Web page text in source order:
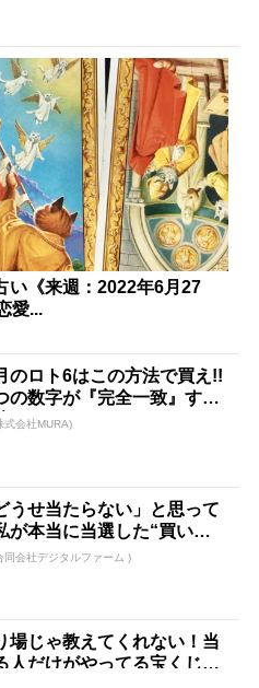
い《来週：2022年6月27
愛...
のロト6はこの方法で買え!!
の数字が『完全一致』する
式会社MURA)
うせ当たらない」と思って
が本当に当選した“買い
これ
同会社デジタルファーム )
場じゃ教えてくれない！当
人だけがやってる宝くじの